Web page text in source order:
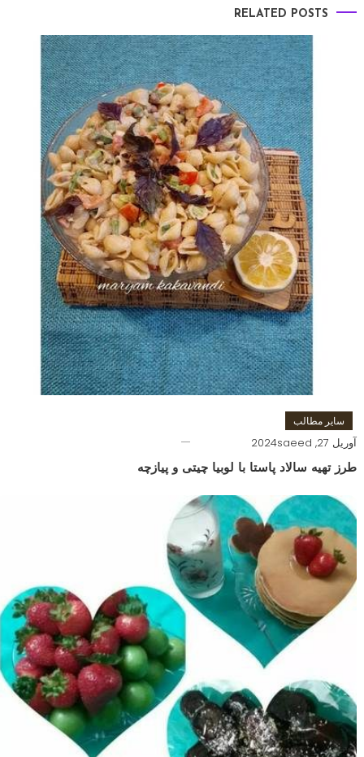
RELATED POSTS
سایر مطالب
آوریل 27, 2024 saeed
طرز تهیه سالاد پاستا با لوبیا چیتی و پیازچه